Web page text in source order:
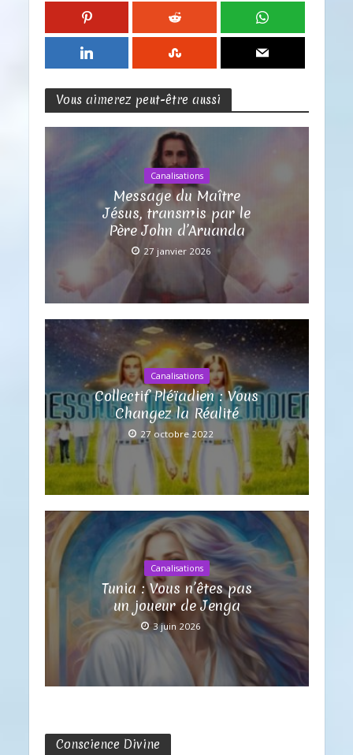
Vous aimerez peut-être aussi
Canalisations
Message du Maître
Jésus, transmis par le
Père John d’Aruanda
27 janvier 2026
Canalisations
Collectif Pléïadien : Vous
Changez la Réalité
27 octobre 2022
Canalisations
Tunia : Vous n’êtes pas
un joueur de Jenga
3 juin 2026
Conscience Divine